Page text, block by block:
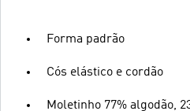
Forma padrão
Cós elástico e cordão
Moletinho 77% algodão,